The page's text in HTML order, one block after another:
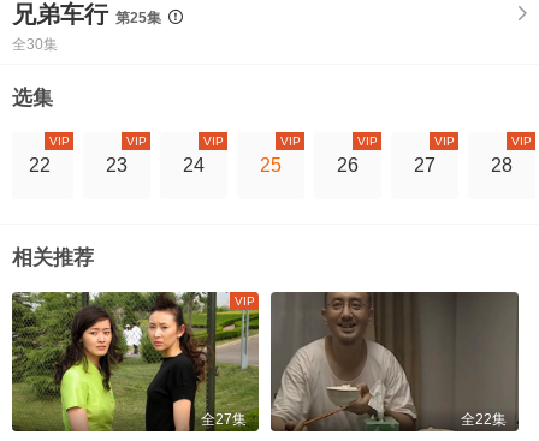
兄弟车行 第25集
全30集
选集
22
VIP
23
VIP
24
VIP
25
VIP
26
VIP
27
VIP
28
VIP
相关推荐
全27集 全22集